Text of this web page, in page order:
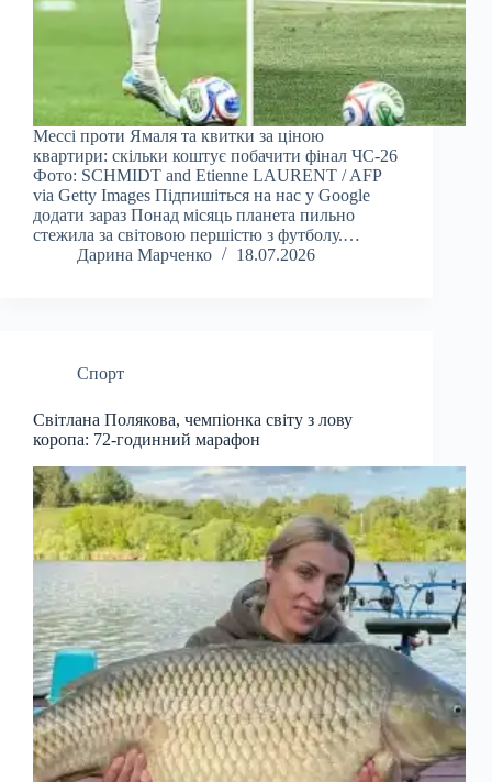
Мессі проти Ямаля та квитки за ціною
квартири: скільки коштує побачити фінал ЧС-26
Фото: SCHMIDT and Etienne LAURENT / AFP
via Getty Images Підпишіться на нас у Google
додати зараз Понад місяць планета пильно
стежила за світовою першістю з футболу.…
Дарина Марченко
18.07.2026
Спорт
Світлана Полякова, чемпіонка світу з лову
коропа: 72-годинний марафон